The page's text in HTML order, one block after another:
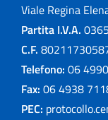
Viale Regina
Partita I.V.A.
C.F.
Telefono: 06
Fax: 06 4938
PEC: